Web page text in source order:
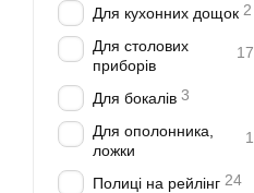
Для кухонних дощок 2
Для столових
приборів
17
Для бокалів 3
Для ополонника,
ложки
1
Полиці на рейлінг 24